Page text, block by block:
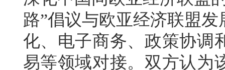
路”倡议与欧亚经济联盟
化、电子商务、政策协调
易等领域对接。双方认为